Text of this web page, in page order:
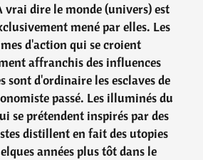
vrai dire le monde (univers) est
mené par elles. Les
d'action qui se croient
affranchis des influences
sont d'ordinaire les esclaves de
passé. Les illuminés du
se prétendent inspirés par des
distillent en fait des utopies
années plus tôt dans le